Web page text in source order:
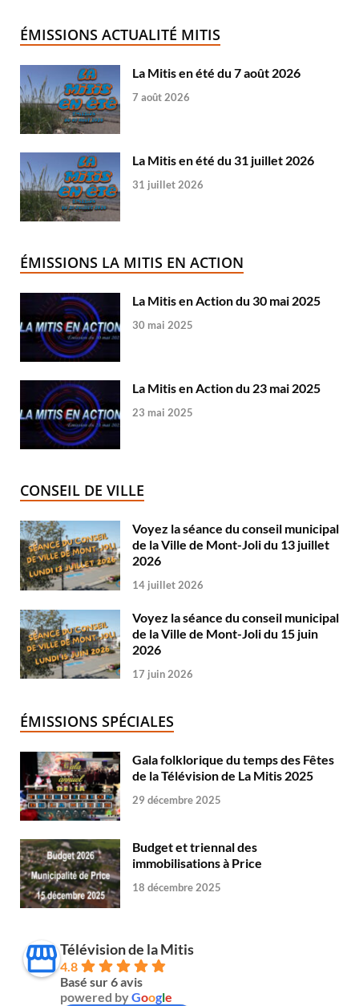
ÉMISSIONS ACTUALITÉ MITIS
La Mitis en été du 7 août 2026
7 août 2026
La Mitis en été du 31 juillet 2026
31 juillet 2026
ÉMISSIONS LA MITIS EN ACTION
La Mitis en Action du 30 mai 2025
30 mai 2025
La Mitis en Action du 23 mai 2025
23 mai 2025
CONSEIL DE VILLE
Voyez la séance du conseil municipal
de la Ville de Mont-Joli du 13 juillet
2026
14 juillet 2026
Voyez la séance du conseil municipal
de la Ville de Mont-Joli du 15 juin
2026
17 juin 2026
ÉMISSIONS SPÉCIALES
Gala folklorique du temps des Fêtes
de la Télévision de La Mitis 2025
29 décembre 2025
Budget et triennal des
immobilisations à Price
18 décembre 2025
Télévision de la Mitis
4.8
Basé sur 6 avis
powered byGoogle